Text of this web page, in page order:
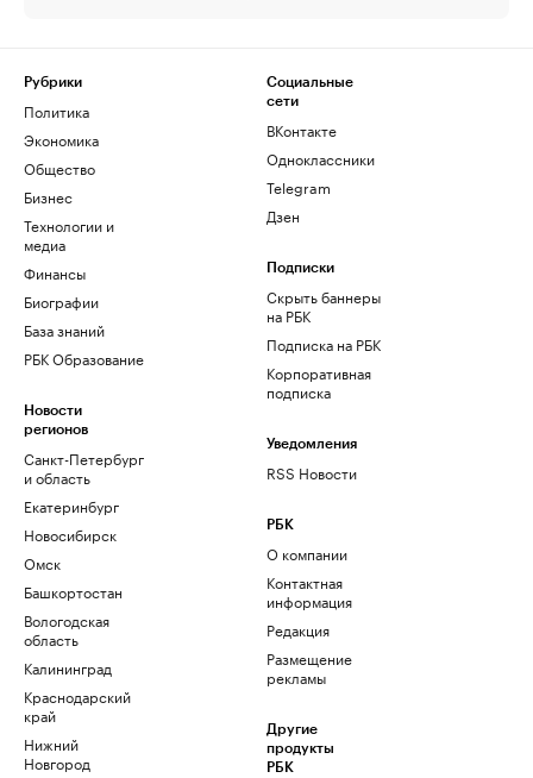
Рубрики
Политика
Экономика
Общество
Бизнес
Технологии и
медиа
Финансы
Биографии
База знаний
РБК Образование
Новости
регионов
Санкт-Петербург
и область
Екатеринбург
Новосибирск
Омск
Башкортостан
Вологодская
область
Калининград
Краснодарский
край
Нижний
Новгород
Социальные
сети
ВКонтакте
Одноклассники
Telegram
Дзен
Подписки
Скрыть баннеры
на РБК
Подписка на РБК
Корпоративная
подписка
Уведомления
RSS Новости
РБК
О компании
Контактная
информация
Редакция
Размещение
рекламы
Другие
продукты
РБК